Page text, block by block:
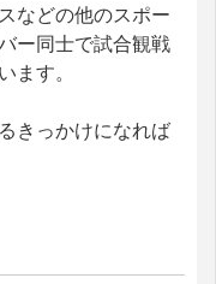
などの他のスポー
ー同士で試合観戦
ます。
きっかけになれば